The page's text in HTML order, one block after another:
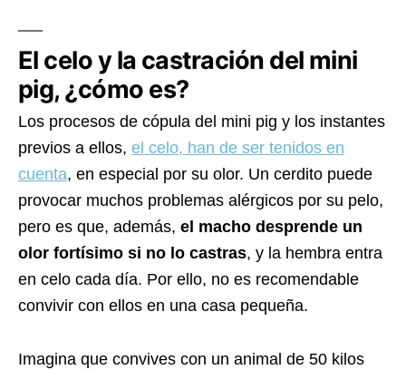
El celo y la castración del mini
pig, ¿cómo es?
Los procesos de cópula del mini pig y los instantes
previos a ellos, el celo, han de ser tenidos en
cuenta, en especial por su olor. Un cerdito puede
provocar muchos problemas alérgicos por su pelo,
pero es que, además, el macho desprende un
olor fortísimo si no lo castras, y la hembra entra
en celo cada día. Por ello, no es recomendable
convivir con ellos en una casa pequeña.
Imagina que convives con un animal de 50 kilos